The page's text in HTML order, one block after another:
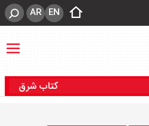
EN
AR
کتاب شرق